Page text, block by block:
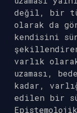
değil, bir
olarak da
kendisini
varlık
uzaması,
kadar,
edilen bir